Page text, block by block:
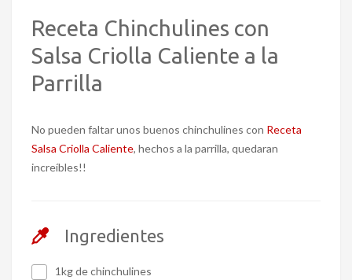
Receta Chinchulines con
Salsa Criolla Caliente a la
Parrilla
No pueden faltar unos buenos chinchulines con Receta
Salsa Criolla Caliente, hechos a la parrilla, quedaran
increíbles!!
Ingredientes
1kg de chinchulines